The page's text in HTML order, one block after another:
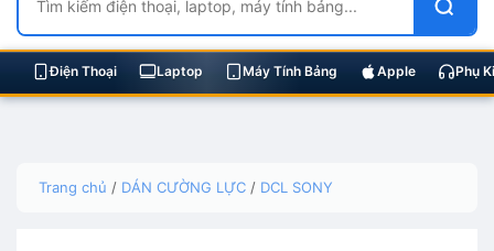
Điện Thoại Laptop Máy Tính Bảng Apple Phụ
Trang chủ / DÁN CƯỜNG LỰC / DCL SONY